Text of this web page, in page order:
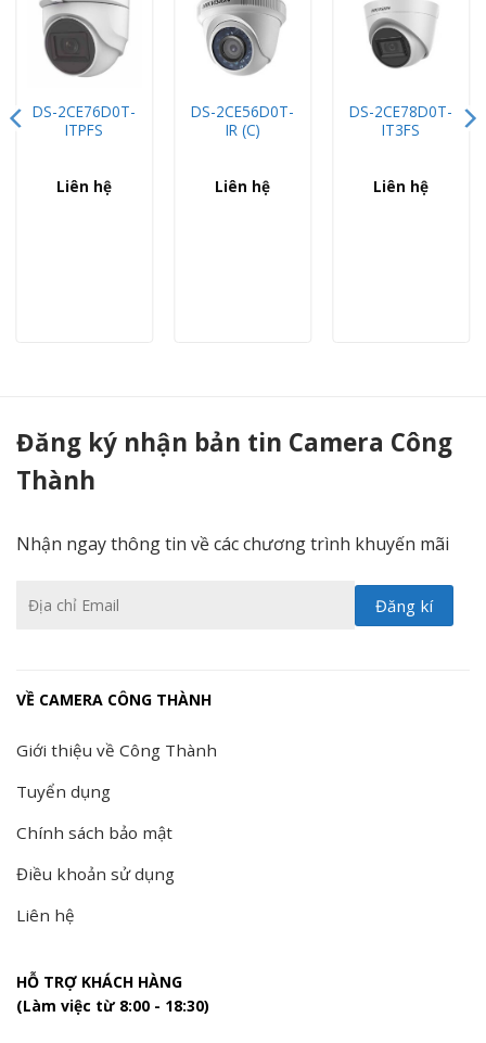
DS-2CE76D0T-
ITPFS
Liên hệ
DS-2CE56D0T-
IR (C)
Liên hệ
DS-2CE78D0T-
IT3FS
Liên hệ
Đăng ký nhận bản tin Camera Công
Thành
Nhận ngay thông tin về các chương trình khuyến mãi
VỀ CAMERA CÔNG THÀNH
Giới thiệu về Công Thành
Tuyển dụng
Chính sách bảo mật
Điều khoản sử dụng
Liên hệ
HỖ TRỢ KHÁCH HÀNG
(Làm việc từ 8:00 - 18:30)